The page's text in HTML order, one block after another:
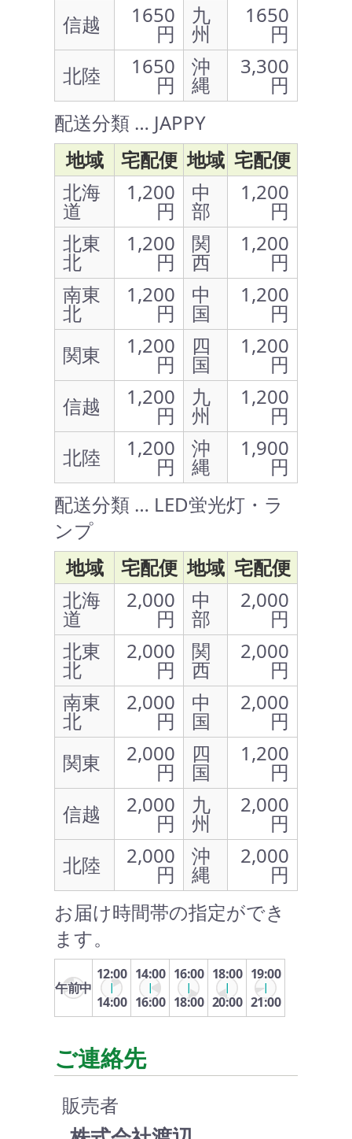
信越
1650
円
九
州
1650
円
北陸
1650
円
沖
縄
3,300
円
配送分類 … JAPPY
地域
宅配便 地域 宅配便
北海
道
1,200
円
中
部
1,200
円
北東
北
1,200
円
関
西
1,200
円
南東
北
1,200
円
中
国
1,200
円
関東
1,200
円
四
国
1,200
円
信越
1,200
円
九
州
1,200
円
北陸
1,200
円
沖
縄
1,900
円
配送分類 … LED蛍光灯・ラ
ンプ
地域
宅配便 地域 宅配便
北海
道
2,000
円
中
部
2,000
円
北東
北
2,000
円
関
西
2,000
円
南東
北
2,000
円
中
国
2,000
円
関東
2,000
円
四
国
1,200
円
信越
2,000
円
九
州
2,000
円
北陸
2,000
円
沖
縄
2,000
円
お届け時間帯の指定ができ
ます。
午前中
12:00
14:00
14:00
16:00
16:00
18:00
18:00
20:00
19:00
21:00
ご連絡先
販売者